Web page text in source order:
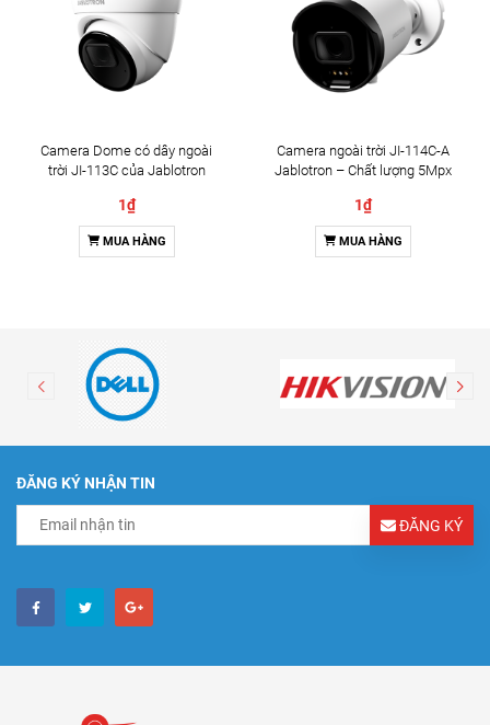
Camera Dome có dây ngoài
trời JI-113C của Jablotron
1₫
MUA HÀNG
Camera ngoài trời JI-114C-A
Jablotron – Chất lượng 5Mpx
1₫
MUA HÀNG
ĐĂNG KÝ NHẬN TIN
ĐĂNG KÝ